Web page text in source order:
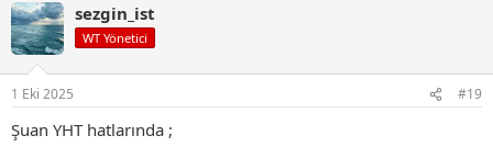
sezgin_ist
WT Yönetici
1 Eki 2025 #19
Şuan YHT hatlarında ;